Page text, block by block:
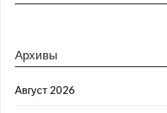
Архивы
Август 2026